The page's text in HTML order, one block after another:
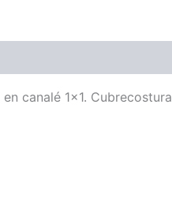
canalé 1×1.